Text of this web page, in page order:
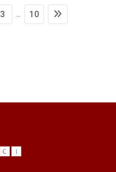
3 ... 10